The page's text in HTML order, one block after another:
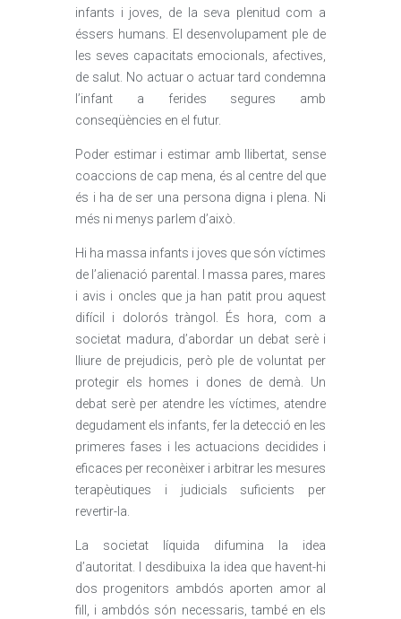
infants i joves, de la seva plenitud com a
éssers humans. El desenvolupament ple de
les seves capacitats emocionals, afectives,
de salut. No actuar o actuar tard condemna
l’infant a ferides segures amb
conseqüències en el futur.
Poder estimar i estimar amb llibertat, sense
coaccions de cap mena, és al centre del que
és i ha de ser una persona digna i plena. Ni
més ni menys parlem d’això.
Hi ha massa infants i joves que són víctimes
de l’alienació parental. I massa pares, mares
i avis i oncles que ja han patit prou aquest
difícil i dolorós tràngol. És hora, com a
societat madura, d’abordar un debat serè i
lliure de prejudicis, però ple de voluntat per
protegir els homes i dones de demà. Un
debat serè per atendre les víctimes, atendre
degudament els infants, fer la detecció en les
primeres fases i les actuacions decidides i
eficaces per reconèixer i arbitrar les mesures
terapèutiques i judicials suficients per
revertir-la.
La societat líquida difumina la idea
d’autoritat. I desdibuixa la idea que havent-hi
dos progenitors ambdós aporten amor al
fill, i ambdós són necessaris, també en els